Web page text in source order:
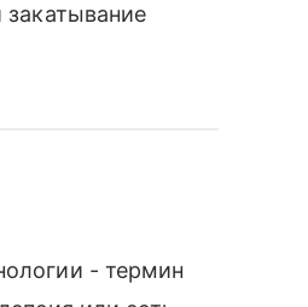
- термин